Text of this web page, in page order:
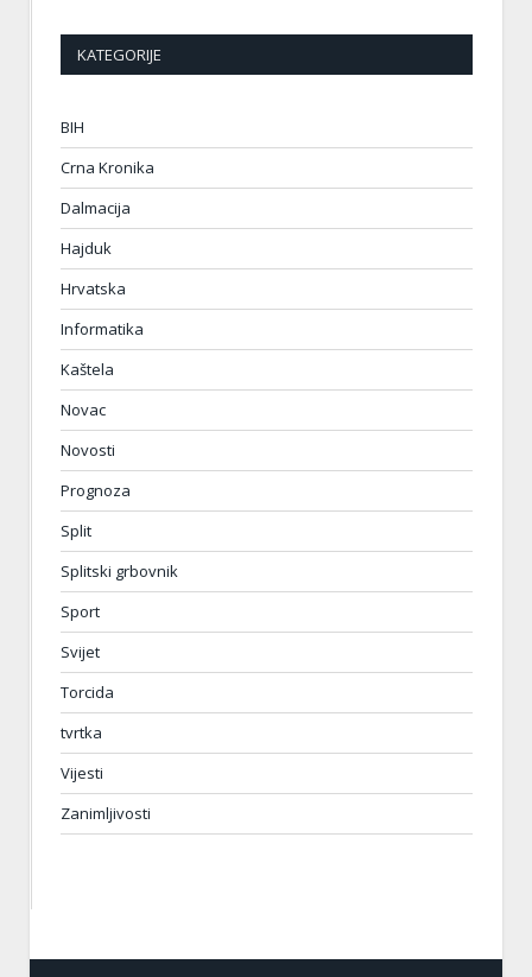
KATEGORIJE
BIH
Crna Kronika
Dalmacija
Hajduk
Hrvatska
Informatika
Kaštela
Novac
Novosti
Prognoza
Split
Splitski grbovnik
Sport
Svijet
Torcida
tvrtka
Vijesti
Zanimljivosti